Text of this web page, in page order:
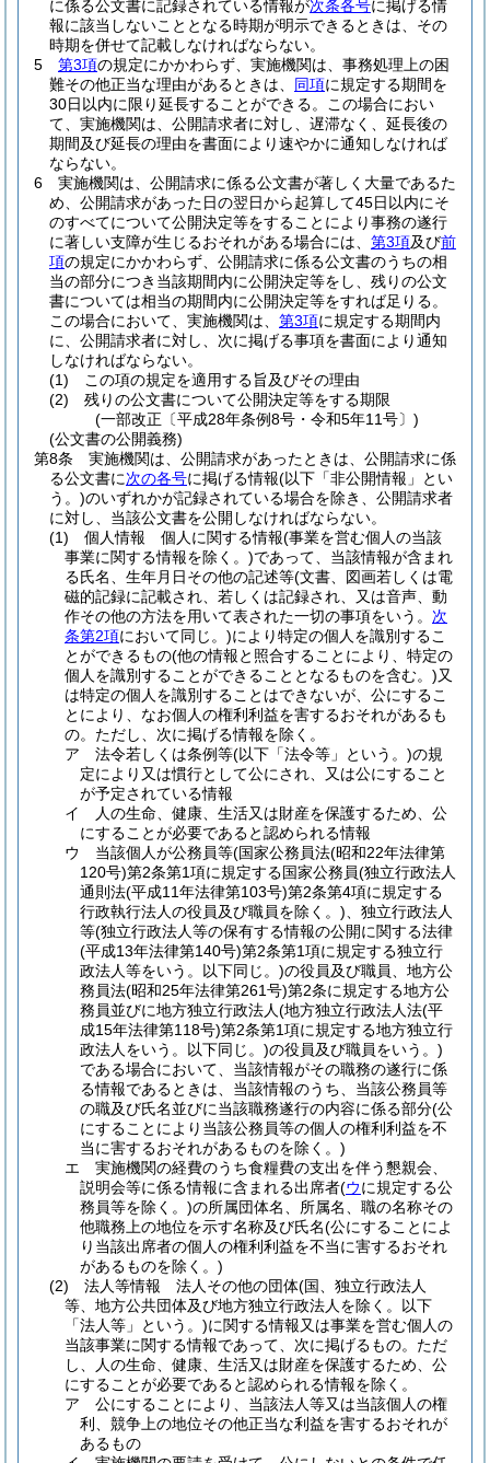
に係る公文書に記録されている情報が次条各号に掲げる情
報に該当しないこととなる時期が明示できるときは、その
時期を併せて記載しなければならない。
5
第3項の規定にかかわらず、実施機関は、事務処理上の困
難その他正当な理由があるときは、 同項に規定する期間を
30日以内に限り延長することができる。
この場合におい
て、実施機関は、公開請求者に対し、遅滞なく、延長後の
期間及び延長の理由を書面により速やかに通知しなければ
ならない。
6
実施機関は、公開請求に係る公文書が著しく大量であるた
め、公開請求があった日の翌日から起算して45日以内にそ
のすべてについて公開決定等をすることにより事務の遂行
に著しい支障が生じるおそれがある場合には、 第3項及び前
項の規定にかかわらず、公開請求に係る公文書のうちの相
当の部分につき当該期間内に公開決定等をし、残りの公文
書については相当の期間内に公開決定等をすれば足りる。
この場合において、実施機関は、 第3項に規定する期間内
に、公開請求者に対し、次に掲げる事項を書面により通知
しなければならない。
(1)
この項の規定を適用する旨及びその理由
(2)
残りの公文書について公開決定等をする期限
(一部改正〔平成28年条例8号・令和5年11号〕)
(公文書の公開義務)
第8条
実施機関は、公開請求があったときは、公開請求に係
る公文書に次の各号に掲げる情報(以下「非公開情報」とい
う。)のいずれかが記録されている場合を除き、公開請求者
に対し、当該公文書を公開しなければならない。
(1)
個人情報 個人に関する情報(事業を営む個人の当該
事業に関する情報を除く。)であって、当該情報が含まれ
る氏名、生年月日その他の記述等(文書、図画若しくは電
磁的記録に記載され、若しくは記録され、又は音声、動
作その他の方法を用いて表された一切の事項をいう。 次
条第2項において同じ。)により特定の個人を識別するこ
とができるもの(他の情報と照合することにより、特定の
個人を識別することができることとなるものを含む。)又
は特定の個人を識別することはできないが、公にするこ
とにより、なお個人の権利利益を害するおそれがあるも
の。 ただし、次に掲げる情報を除く。
ア
法令若しくは条例等(以下「法令等」という。)の規
定により又は慣行として公にされ、又は公にすること
が予定されている情報
イ
人の生命、健康、生活又は財産を保護するため、公
にすることが必要であると認められる情報
ウ
当該個人が公務員等(国家公務員法(昭和22年法律第
120号)第2条第1項に規定する国家公務員(独立行政法人
通則法(平成11年法律第103号)第2条第4項に規定する
行政執行法人の役員及び職員を除く。) 、独立行政法人
等(独立行政法人等の保有する情報の公開に関する法律
(平成13年法律第140号)第2条第1項に規定する独立行
政法人等をいう。以下同じ。)の役員及び職員、地方公
務員法(昭和25年法律第261号)第2条に規定する地方公
務員並びに地方独立行政法人(地方独立行政法人法(平
成15年法律第118号)第2条第1項に規定する地方独立行
政法人をいう。以下同じ。)の役員及び職員をいう。)
である場合において、当該情報がその職務の遂行に係
る情報であるときは、当該情報のうち、当該公務員等
の職及び氏名並びに当該職務遂行の内容に係る部分(公
にすることにより当該公務員等の個人の権利利益を不
当に害するおそれがあるものを除く。)
エ
実施機関の経費のうち食糧費の支出を伴う懇親会、
説明会等に係る情報に含まれる出席者(ウに規定する公
務員等を除く。)の所属団体名、所属名、職の名称その
他職務上の地位を示す名称及び氏名(公にすることによ
り当該出席者の個人の権利利益を不当に害するおそれ
があるものを除く。)
(2)
法人等情報 法人その他の団体(国、独立行政法人
等、地方公共団体及び地方独立行政法人を除く。以下
「法人等」という。)に関する情報又は事業を営む個人の
当該事業に関する情報であって、次に掲げるもの。 ただ
し、人の生命、健康、生活又は財産を保護するため、公
にすることが必要であると認められる情報を除く。
ア
公にすることにより、当該法人等又は当該個人の権
利、競争上の地位その他正当な利益を害するおそれが
あるもの